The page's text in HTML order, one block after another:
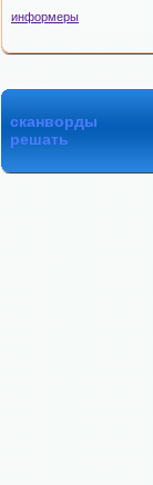
информеры
сканворды
решать